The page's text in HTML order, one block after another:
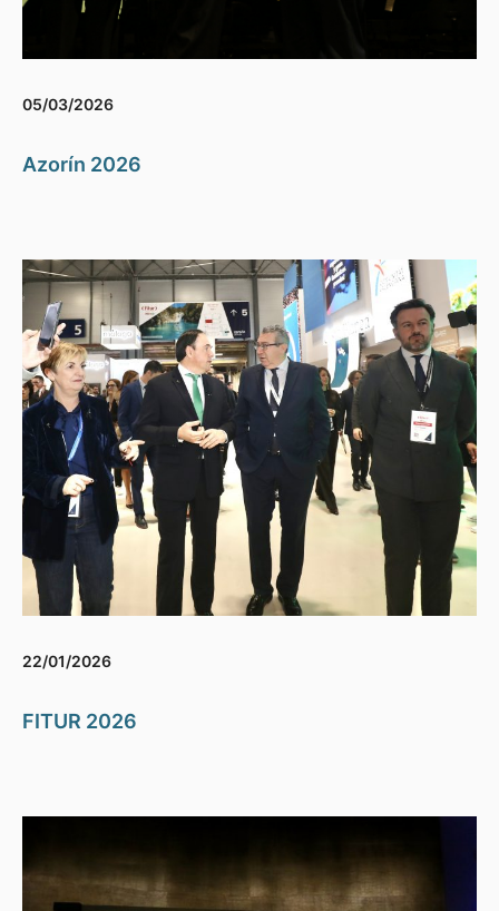
05/03/2026
Azorín 2026
22/01/2026
FITUR 2026